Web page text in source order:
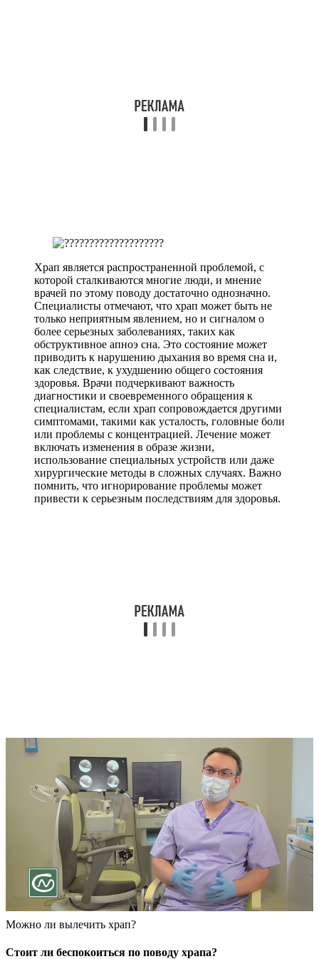
Храп является распространенной проблемой, с
которой сталкиваются многие люди, и мнение
врачей по этому поводу достаточно однозначно.
Специалисты отмечают, что храп может быть не
только неприятным явлением, но и сигналом о
более серьезных заболеваниях, таких как
обструктивное апноэ сна. Это состояние может
приводить к нарушению дыхания во время сна и,
как следствие, к ухудшению общего состояния
здоровья. Врачи подчеркивают важность
диагностики и своевременного обращения к
специалистам, если храп сопровождается другими
симптомами, такими как усталость, головные боли
или проблемы с концентрацией. Лечение может
включать изменения в образе жизни,
использование специальных устройств или даже
хирургические методы в сложных случаях. Важно
помнить, что игнорирование проблемы может
привести к серьезным последствиям для здоровья.
Можно ли вылечить храп?
Стоит ли беспокоиться по поводу храпа?